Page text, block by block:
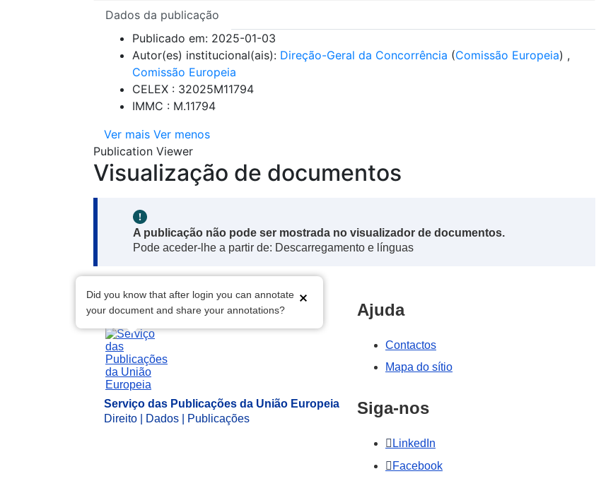
Dados da publicação
Publicado em: 2025-01-03
Autor(es) institucional(ais): Direção-Geral da Concorrência (Comissão Europeia) ,
Comissão Europeia
CELEX : 32025M11794
IMMC : M.11794
Ver mais Ver menos
Publication Viewer
Visualização de documentos
Note:
A publicação não pode ser mostrada no visualizador de documentos.
Pode aceder-lhe a partir de: Descarregamento e línguas
Pop up window annotations
Did you know that after login you can annotate
your document and share your annotations?
Serviço das Publicações da União Europeia
Este sítio é gerido pelo
Serviço das Publicações da União Europeia
Direito | Dados | Publicações
Ajuda
Contactos
Mapa do sítio
Siga-nos
LinkedIn
Facebook